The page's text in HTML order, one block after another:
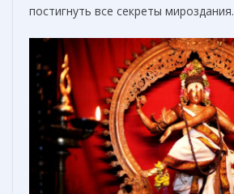
постигнуть все секреты мироздания.